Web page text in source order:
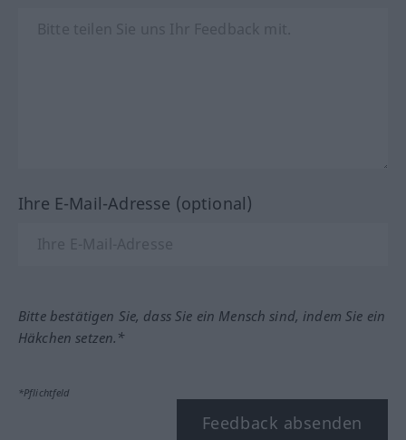
Ihre E-Mail-Adresse (optional)
Bitte bestätigen Sie, dass Sie ein Mensch sind, indem Sie ein
Häkchen setzen.*
*Pflichtfeld
Feedback absenden